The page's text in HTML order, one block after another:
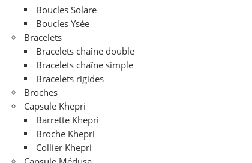
Boucles Solare
Boucles Ysée
Bracelets
Bracelets chaîne double
Bracelets chaîne simple
Bracelets rigides
Broches
Capsule Khepri
Barrette Khepri
Broche Khepri
Collier Khepri